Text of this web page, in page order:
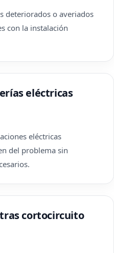
deteriorados o averiados
con la instalación
eléctricas
eléctricas
del problema sin
cortocircuito